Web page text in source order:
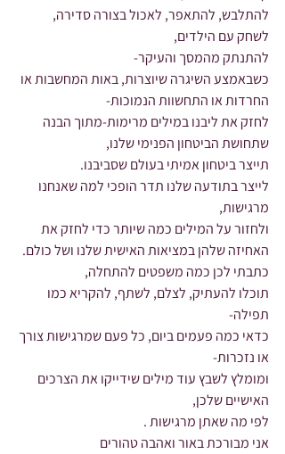
להתלבש, להתאפר, לאכול בצורה סדירה,
לשחק עם הילדים,
להתנתק מהמסך והעיקר-
כשבאמצע השיגרה שיוצרות, באות המחשבות או
החרדות או התחשוות הנמוכות-
לחזק את ליבנו במילים מרימות-מתוך הבנה
שתחושת הביטחון הפנימי שלנו,
תייצר ביטחון אמיתי בעולם שסביבנו.
לייצר בתודעה שלנו תדר הופכי למה שאנחנו
מרגישות,
ולחזור על המילים כמה שיותר כדי לחזק את
האחיזה שלהן במציאות האישית שלנו ושל כולם.
כתבתי לכן כמה משפטים להתחלה,
תוכלו להעתיק, לצלם, לשתף, להקריא כמו
תפילה-
כדאי כמה פעמים ביום, כל פעם שמרגישות צורך
או נזכרות-
ומומלץ לשבץ עוד מילים שידייקו את הצרכים
האישיים שלכן,
לפי מה שאתן מרגישות .
אני מבורכת באור ואהבה טהורים